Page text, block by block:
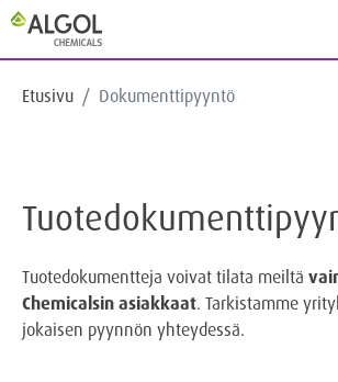
Etusivu Dokumenttipyyntö
Tuotedokumentteja voivat tilata meiltä
Chemicalsin asiakkaat. Tarkistamme
jokaisen pyynnön yhteydessä.